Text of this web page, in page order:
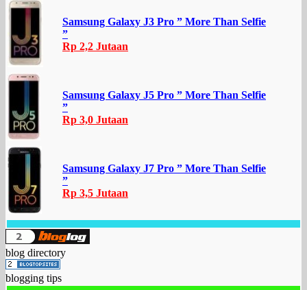
Samsung Galaxy J3 Pro ” More Than Selfie
”
Rp 2,2 Jutaan
Samsung Galaxy J5 Pro ” More Than Selfie
”
Rp 3,0 Jutaan
Samsung Galaxy J7 Pro ” More Than Selfie
”
Rp 3,5 Jutaan
blog directory
blogging tips